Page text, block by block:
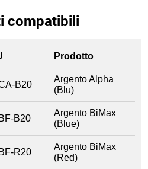
compatibili
Prodotto
B20
Argento Alpha
(Blu)
B20
Argento BiMax
(Blue)
R20
Argento BiMax
(Red)